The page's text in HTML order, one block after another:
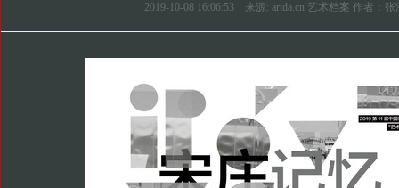
2019-10-08 16:06:53 来源: artda.cn 艺术档案 作者：张